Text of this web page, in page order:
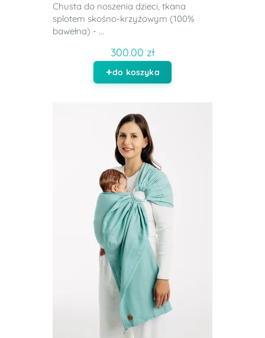
Chusta do noszenia dzieci, tkana
splotem skośno-krzyżowym (100%
bawełna) - ...
300.00 zł
do koszyka